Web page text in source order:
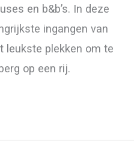
en b&b’s. In deze
ingangen van
leukste plekken om te
op een rij.